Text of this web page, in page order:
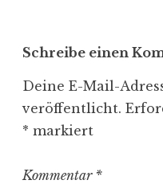
Schreibe einen
Deine E-Mail-
veröffentlicht.
* markiert
Kommentar *